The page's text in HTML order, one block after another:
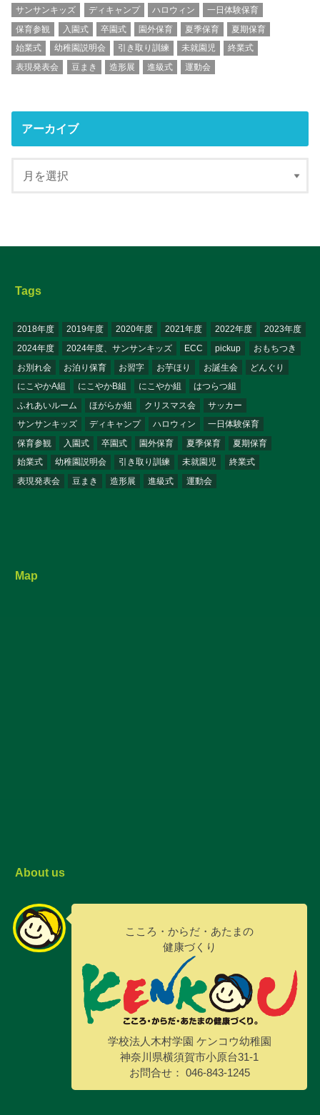
サンサンキッズ
ディキャンプ ハロウィン
一日体験保育
保育参観
入園式 卒園式 園外保育 夏季保育
夏期保育
始業式
幼稚園説明会 引き取り訓練 未就園児
終業式
表現発表会
豆まき 造形展 進級式 運動会
アーカイブ
Tags
2018年度 2019年度 2020年度 2021年度 2022年度
2023年度
2024年度
2024年度、サンサンキッズ ECC pickup
おもちつき
お別れ会
お泊り保育 お習字 お芋ほり お誕生会
どんぐり
にこやかA組
にこやかB組 にこやか組
はつらつ組
ふれあいルーム
ほがらか組 クリスマス会
サッカー
サンサンキッズ
ディキャンプ ハロウィン
一日体験保育
保育参観
入園式 卒園式 園外保育 夏季保育
夏期保育
始業式
幼稚園説明会 引き取り訓練 未就園児
終業式
表現発表会
豆まき 造形展 進級式 運動会
Map
About us
こころ・からだ・あたまの
健康づくり
学校法人木村学園 ケンコウ幼稚園
神奈川県横須賀市小原台31-1
お問合せ： 046-843-1245